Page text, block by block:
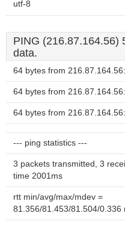
utf-8
PING (216.87.164.56)
data.
64 bytes from
64 bytes from
64 bytes from
--- ping statistics ---
3 packets transmitted, 3
time 2001ms
rtt min/avg/max/mdev =
81.356/81.453/81.504/0.336